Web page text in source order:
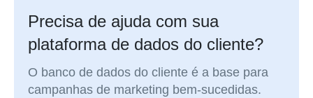
Precisa de ajuda com sua
plataforma de dados do cliente?
O banco de dados do cliente é a base para
campanhas de marketing bem-sucedidas.